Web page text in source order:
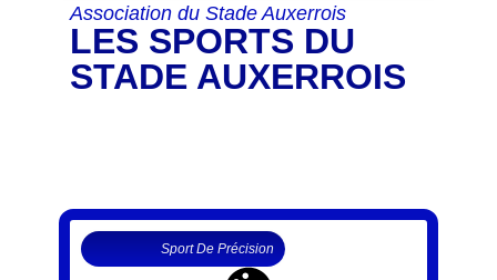
Association du Stade Auxerrois
LES SPORTS DU
STADE AUXERROIS
Sport De Précision